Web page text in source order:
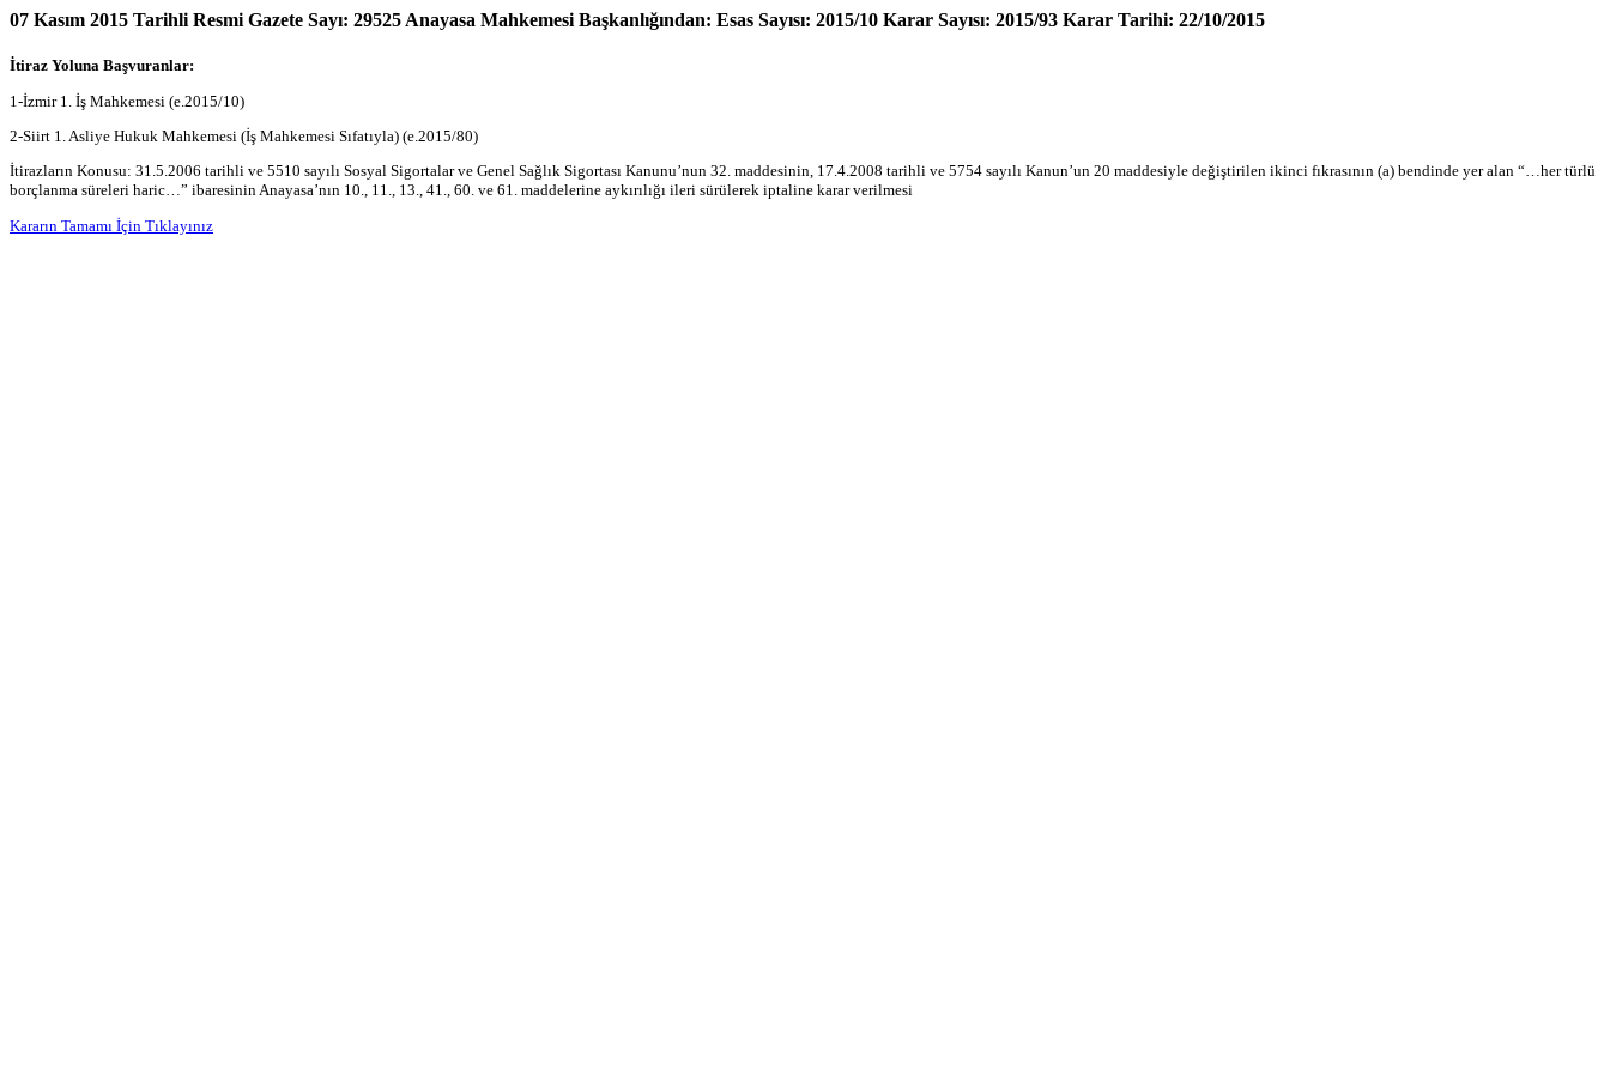
07 Kasım 2015 Tarihli Resmi Gazete Sayı: 29525 Anayasa Mahkemesi Başkanlığından: Esas Sayısı: 2015/10 Karar Sayısı: 2015/93 Karar Tarihi: 22/10/2015
İtiraz Yoluna Başvuranlar:
1-İzmir 1. İş Mahkemesi (e.2015/10)
2-Siirt 1. Asliye Hukuk Mahkemesi (İş Mahkemesi Sıfatıyla) (e.2015/80)
İtirazların Konusu: 31.5.2006 tarihli ve 5510 sayılı Sosyal Sigortalar ve Genel Sağlık Sigortası Kanunu’nun 32. maddesinin, 17.4.2008 tarihli ve 5754 sayılı Kanun’un 20 maddesiyle değiştirilen ikinci fıkrasının (a) bendinde yer alan “…her türlü
borçlanma süreleri haric…” ibaresinin Anayasa’nın 10., 11., 13., 41., 60. ve 61. maddelerine aykırılığı ileri sürülerek iptaline karar verilmesi
Kararın Tamamı İçin Tıklayınız